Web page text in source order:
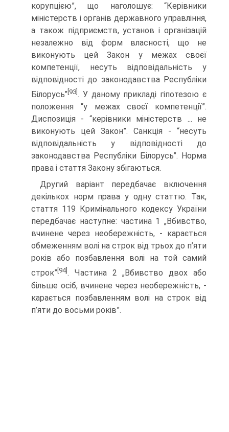
корупцією”, що наголошує: “Керівники
міністерств і органів державного управління,
а також підприємств, установ і організацій
незалежно від форм власності, що не
виконують цей Закон у межах своєї
компетенції, несуть відповідальність у
відповідності до законодавства Республіки
Білорусь” [93] . У даному прикладі гіпотезою є
положення “у межах своєї компетенції”.
Диспозиція - “керівники міністерств ... не
виконують цей Закон”. Санкція - “несуть
відповідальність у відповідності до
законодавства Республіки Білорусь”. Норма
права і стаття Закону збігаються.
Другий варіант передбачає включення
декількох норм права у одну статтю. Так,
стаття 119 Кримінального кодексу України
передбачає наступне: частина 1 „Вбивство,
вчинене через необережність, - карається
обмеженням волі на строк від трьох до п’яти
років або позбавлення волі на той самий
строк” [94]. Частина 2 „Вбивство двох або
більше осіб, вчинене через необережність, -
карається позбавленням волі на строк від
п’яти до восьми років”.